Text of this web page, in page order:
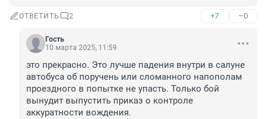
ОТВЕТИТЬ 2 +7 –0
Гость
10 марта 2025, 11:59
это прекрасно. Это лучше падения внутри в салуне
автобуса об поручень или сломанного напополам
проездного в попытке не упасть. Только бой
вынудит выпустить приказ о контроле
аккуратности вождения.